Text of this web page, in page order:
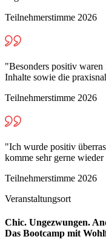
Teilnehmerstimme 2026
"Besonders positiv
Inhalte sowie die
Teilnehmerstimme 2026
"Ich wurde positiv
komme sehr gerne
Teilnehmerstimme 2026
Veranstaltungsort
Chic. Ungezwungen.
Das Bootcamp mit